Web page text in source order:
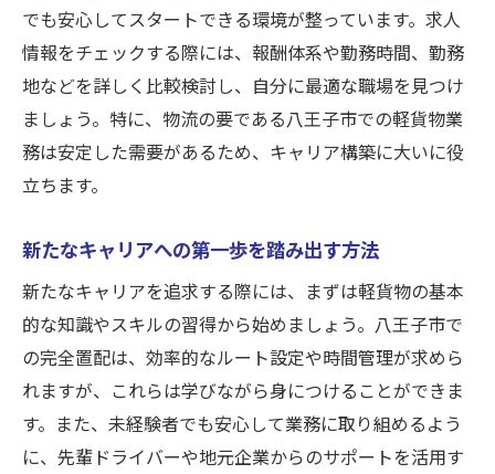
でも安心してスタートできる環境が整っています。求人
情報をチェックする際には、報酬体系や勤務時間、勤務
地などを詳しく比較検討し、自分に最適な職場を見つけ
ましょう。特に、物流の要である八王子市での軽貨物業
務は安定した需要があるため、キャリア構築に大いに役
立ちます。
新たなキャリアへの第一歩を踏み出す方法
新たなキャリアを追求する際には、まずは軽貨物の基本
的な知識やスキルの習得から始めましょう。八王子市で
の完全置配は、効率的なルート設定や時間管理が求めら
れますが、これらは学びながら身につけることができま
す。また、未経験者でも安心して業務に取り組めるよう
に、先輩ドライバーや地元企業からのサポートを活用す